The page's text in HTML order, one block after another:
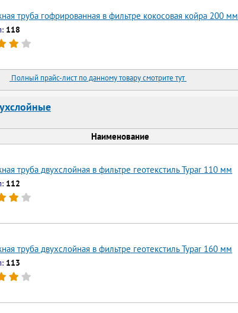
труба гофрированная в фильтре кокосовая койра 200 мм
118
Полный прайс-лист по данному товару смотрите тут
Наименование
труба двухслойная в фильтре геотекстиль Typar 110 мм
112
труба двухслойная в фильтре геотекстиль Typar 160 мм
113